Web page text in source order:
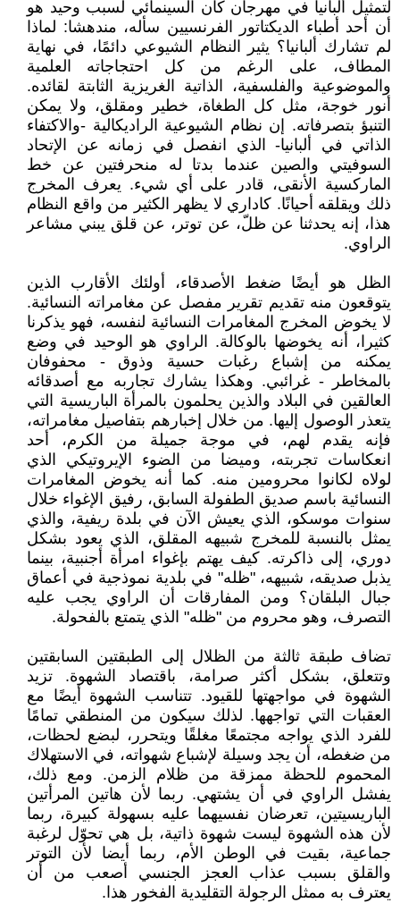
لتمثيل ألبانيا في مهرجان كان السينمائي لسبب وحيد هو
أن أحد أطباء الديكتاتور الفرنسيين سأله، مندهشا: لماذا
لم تشارك ألبانيا؟ يثير النظام الشيوعي دائمًا، في نهاية
المطاف، على الرغم من كل احتجاجاته العلمية
والموضوعية والفلسفية، الذاتية الغريزية الثابتة لقائده.
أنور خوجة، مثل كل الطغاة، خطير ومقلق، ولا يمكن
التنبؤ بتصرفاته. إن نظام الشيوعية الراديكالية -والاكتفاء
الذاتي في ألبانيا- الذي انفصل في زمانه عن الإتحاد
السوفيتي والصين عندما بدتا له منحرفتين عن خط
الماركسية الأنقى، قادر على أي شيء. يعرف المخرج
ذلك ويقلقه أحيانًا. كاداري لا يظهر الكثير من واقع النظام
هذا، إنه يحدثنا عن ظلّ، عن توتر، عن قلق يبني مشاعر
الراوي.
الظل هو أيضًا ضغط الأصدقاء، أولئك الأقارب الذين
يتوقعون منه تقديم تقرير مفصل عن مغامراته النسائية.
لا يخوض المخرج المغامرات النسائية لنفسه، فهو يذكرنا
كثيرا، أنه يخوضها بالوكالة. الراوي هو الوحيد في وضع
يمكنه من إشباع رغبات حسية وذوق - محفوفان
بالمخاطر - غرائبي. وهكذا يشارك تجاربه مع أصدقائه
العالقين في البلاد والذين يحلمون بالمرأة الباريسية التي
يتعذر الوصول إليها. من خلال إخبارهم بتفاصيل مغامراته،
فإنه يقدم لهم، في موجة جميلة من الكرم، أحد
انعكاسات تجربته، وميضا من الضوء الإيروتيكي الذي
لولاه لكانوا محرومين منه. كما أنه يخوض المغامرات
النسائية باسم صديق الطفولة السابق، رفيق الإغواء خلال
سنوات موسكو، الذي يعيش الآن في بلدة ريفية، والذي
يمثل بالنسبة للمخرج شبيهه المقلق، الذي يعود بشكل
دوري، إلى ذاكرته. كيف يهتم بإغواء امرأة أجنبية، بينما
يذبل صديقه، شبيهه، "ظله" في بلدية نموذجية في أعماق
جبال البلقان؟ ومن المفارقات أن الراوي يجب عليه
التصرف، وهو محروم من "ظله" الذي يتمتع بالفحولة.
تضاف طبقة ثالثة من الظلال إلى الطبقتين السابقتين
وتتعلق، بشكل أكثر صرامة، باقتصاد الشهوة. تزيد
الشهوة في مواجهتها للقيود. تتناسب الشهوة أيضًا مع
العقبات التي تواجهها. لذلك سيكون من المنطقي تمامًا
للفرد الذي يواجه مجتمعًا مغلقًا ويتحرر، لبضع لحظات،
من ضغطه، أن يجد وسيلة لإشباع شهواته، في الاستهلاك
المحموم للحظة ممزقة من ظلام الزمن. ومع ذلك،
يفشل الراوي في أن يشتهي. ربما لأن هاتين المرأتين
الباريسيتين، تعرضان نفسيهما عليه بسهولة كبيرة، ربما
لأن هذه الشهوة ليست شهوة ذاتية، بل هي تحوّل لرغبة
جماعية، بقيت في الوطن الأم، ربما أيضا لأن التوتر
والقلق بسبب عذاب العجز الجنسي أصعب من أن
يعترف به ممثل الرجولة التقليدية الفخور هذا.